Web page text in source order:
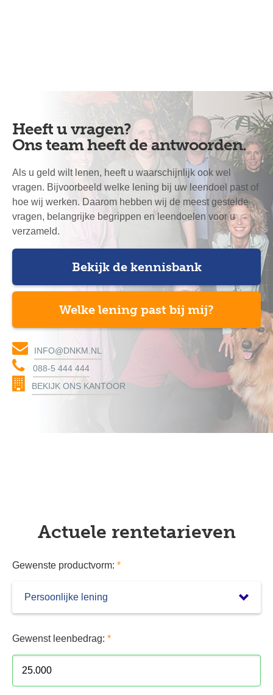
Heeft u vragen?
Ons team heeft de antwoorden.
Als u geld wilt lenen, heeft u waarschijnlijk ook wel
vragen. Bijvoorbeeld welke lening bij uw leendoel past of
hoe wij werken. Daarom hebben wij de meest gestelde
vragen, belangrijke begrippen en leendoelen voor u
verzameld.
Bekijk de kennisbank
Welke lening past bij mij?
INFO@DNKM.NL
088-5 444 444
BEKIJK ONS KANTOOR
Actuele rentetarieven
Gewenste productvorm: *
Gewenst leenbedrag: *